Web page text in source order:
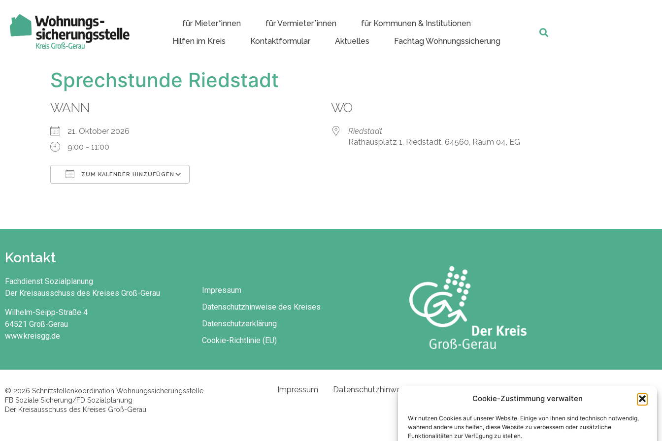
Cookie-Zustimmung verwalten
Wir nutzen Cookies auf unserer Website. Einige von ihnen sind technisch notwendig,
während andere uns helfen, diese Website zu verbessern oder zusätzliche
Funktionalitäten zur Verfügung zu stellen.
für Mieter*innen für Vermieter*innen
für Kommunen & Institutionen
Hilfen im Kreis
Kontaktformular Aktuelles Fachtag Wohnungssicherung
Sprechstunde Riedstadt
WANN
21. Oktober 2026
9:00 - 11:00
ZUM KALENDER HINZUFÜGEN
WO
Riedstadt
Rathausplatz 1, Riedstadt, 64560, Raum 04, EG
Kontakt
Fachdienst Sozialplanung
Der Kreisausschuss des Kreises Groß-Gerau
Wilhelm-Seipp-Straße 4
64521 Groß-Gerau
www.kreisgg.de
Impressum
Datenschutzhinweise des Kreises
Datenschutzerklärung
Cookie-Richtlinie (EU)
© 2026 Schnittstellenkoordination Wohnungssicherungsstelle
FB Soziale Sicherung/FD Sozialplanung
Der Kreisausschuss des Kreises Groß-Gerau
Impressum Datenschutzhinweise des Kreises